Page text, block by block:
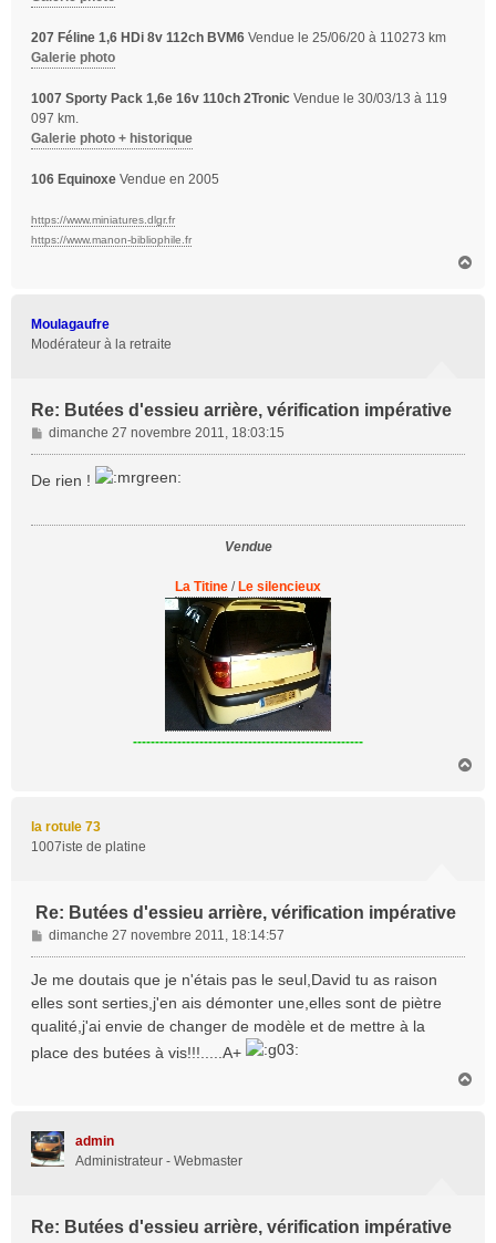
207 Féline 1,6 HDi 8v 112ch BVM6 Vendue le 25/06/20 à 110273 km
Galerie photo
1007 Sporty Pack 1,6e 16v 110ch 2Tronic Vendue le 30/03/13 à 119
097 km.
Galerie photo + historique
106 Equinoxe Vendue en 2005
https://www.miniatures.dlgr.fr
https://www.manon-bibliophile.fr
Moulagaufre
Modérateur à la retraite
Re: Butées d'essieu arrière, vérification impérative
M
e
dimanche 27 novembre 2011, 18:03:15
De rien !
Vendue
La Titine / Le silencieux
----------------------------------------------------
la rotule 73
1007iste de platine
Re: Butées d'essieu arrière, vérification impérative
M
e
s
s
g
e
dimanche 27 novembre 2011, 18:14:57
Je me doutais que je n'étais pas le seul,David tu as raison
elles sont serties,j'en ais démonter une,elles sont de piètre
qualité,j'ai envie de changer de modèle et de mettre à la
place des butées à vis!!!.....A+
admin
Administrateur - Webmaster
Re: Butées d'essieu arrière, vérification impérative